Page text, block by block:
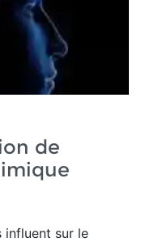
de
influent sur le